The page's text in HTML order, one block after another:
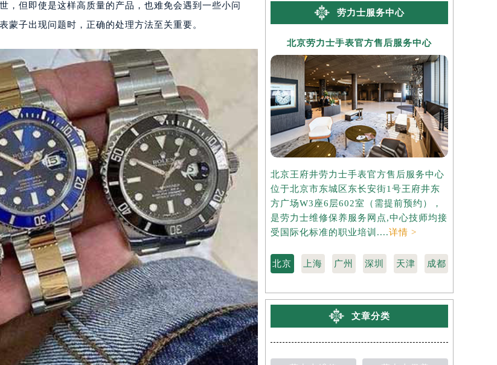
，但即使是这样高质量的产品，也难免会遇到一些小问
蒙子出现问题时，正确的处理方法至关重要。
劳力士服务中心
北京劳力士手表官方售后服务中心
北京王府井劳力士手表官方售后服务中心
位于北京市东城区东长安街1号王府井东
方广场W3座6层602室（需提前预约），
是劳力士维修保养服务网点,中心技师均接
受国际化标准的职业培训....详情 >
北京 上海 广州 深圳 天津 成都
文章分类